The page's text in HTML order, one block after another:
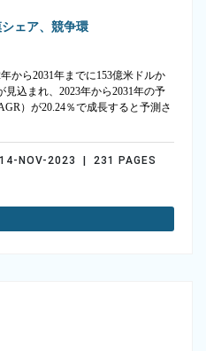
ェア、競争環
から2031年までに153億米ドルか
見込まれ、2023年から2031年の予
）が20.24％で成長すると予測さ
NOV-2023 | 231 PAGES